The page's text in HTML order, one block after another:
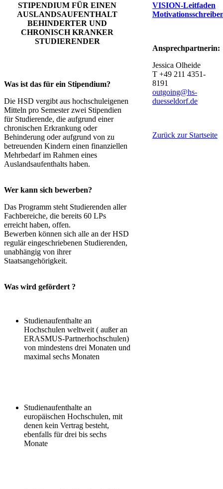
STIPENDIUM FÜR EINEN
AUSLANDSAUFENTHALT
BEHINDERTER UND
CHRONISCH KRANKER
STUDIERENDER
​​Was ist das für ein Stipendium?​​​
Die HSD vergibt aus hochschuleigenen
Mitteln pro Semester zwei Stipendien
für Studierende, die aufgrund einer
chronischen Erkrankung oder
Behinderung oder aufgrund von zu
betreuenden Kindern einen finanziellen
Mehrbedarf im Rahmen eines
Auslandsaufenthalts haben.
Wer kann sich bewerben?
Das Programm steht Studierenden aller
Fachbereiche, die bereits 60 LPs
erreicht haben, offen.
Bewerben können sich alle an der HSD
regulär eingeschriebenen Studierenden,
unabhängig von ihrer
Staatsangehörigkeit.
Was wird gefördert ?
Studienaufenthalte an
Hochschulen weltweit ( außer an
ERASMUS-Partnerhochschulen)
von mindestens drei Monaten und
maximal sechs Monaten
Studienaufenthalte an
europäischen Hochschulen, mit
denen kein Vertrag besteht,
ebenfalls für drei bis sechs
Monate
VISION-Leitfaden
Ansprechpartnerin:​
Jessica Olheide
T +49 211 4351-
8191
outgoing@hs-
duesseldorf.de
​Zurück zur Startseite